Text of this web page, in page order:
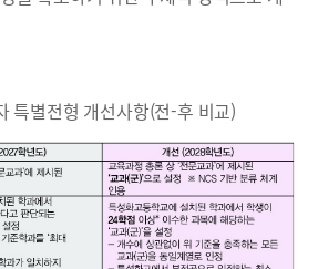
특별전형 개선사항(전-후 비교)